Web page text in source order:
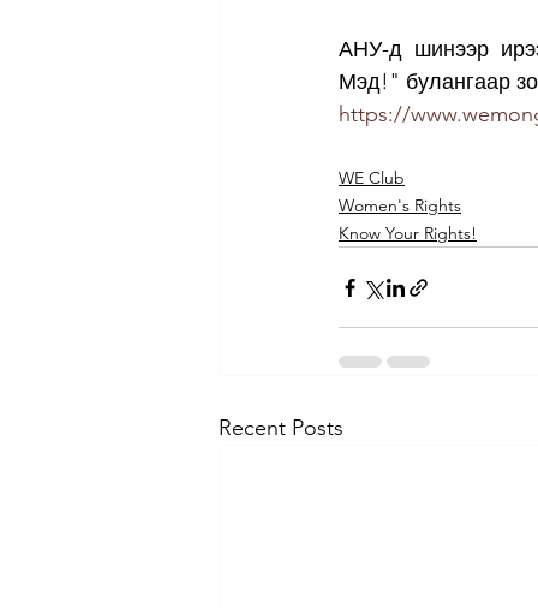
АНУ-д шинээр
Мэд!" булангаар
https://
WE Club
Women's Rights
Know Your Rights!
Recent Posts